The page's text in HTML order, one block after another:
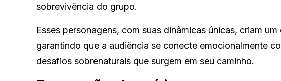
sobrevivência do grupo.
Esses personagens, com suas dinâmicas únicas, criam
garantindo que a audiência se conecte emocionalmente
desafios sobrenaturais que surgem em seu caminho.